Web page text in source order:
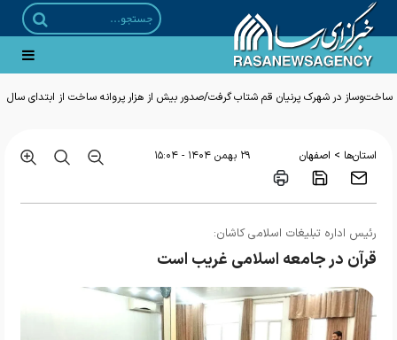
ساخت‌وساز در شهرک پرنیان قم شتاب گرفت/صدور بیش از هزار پروانه ساخت از ابتدای سال
استان‌ها > اصفهان ۲۹ بهمن ۱۴۰۴ - ۱۵:۰۴
رئیس اداره تبلیغات اسلامی کاشان:
قرآن در جامعه اسلامی غریب است